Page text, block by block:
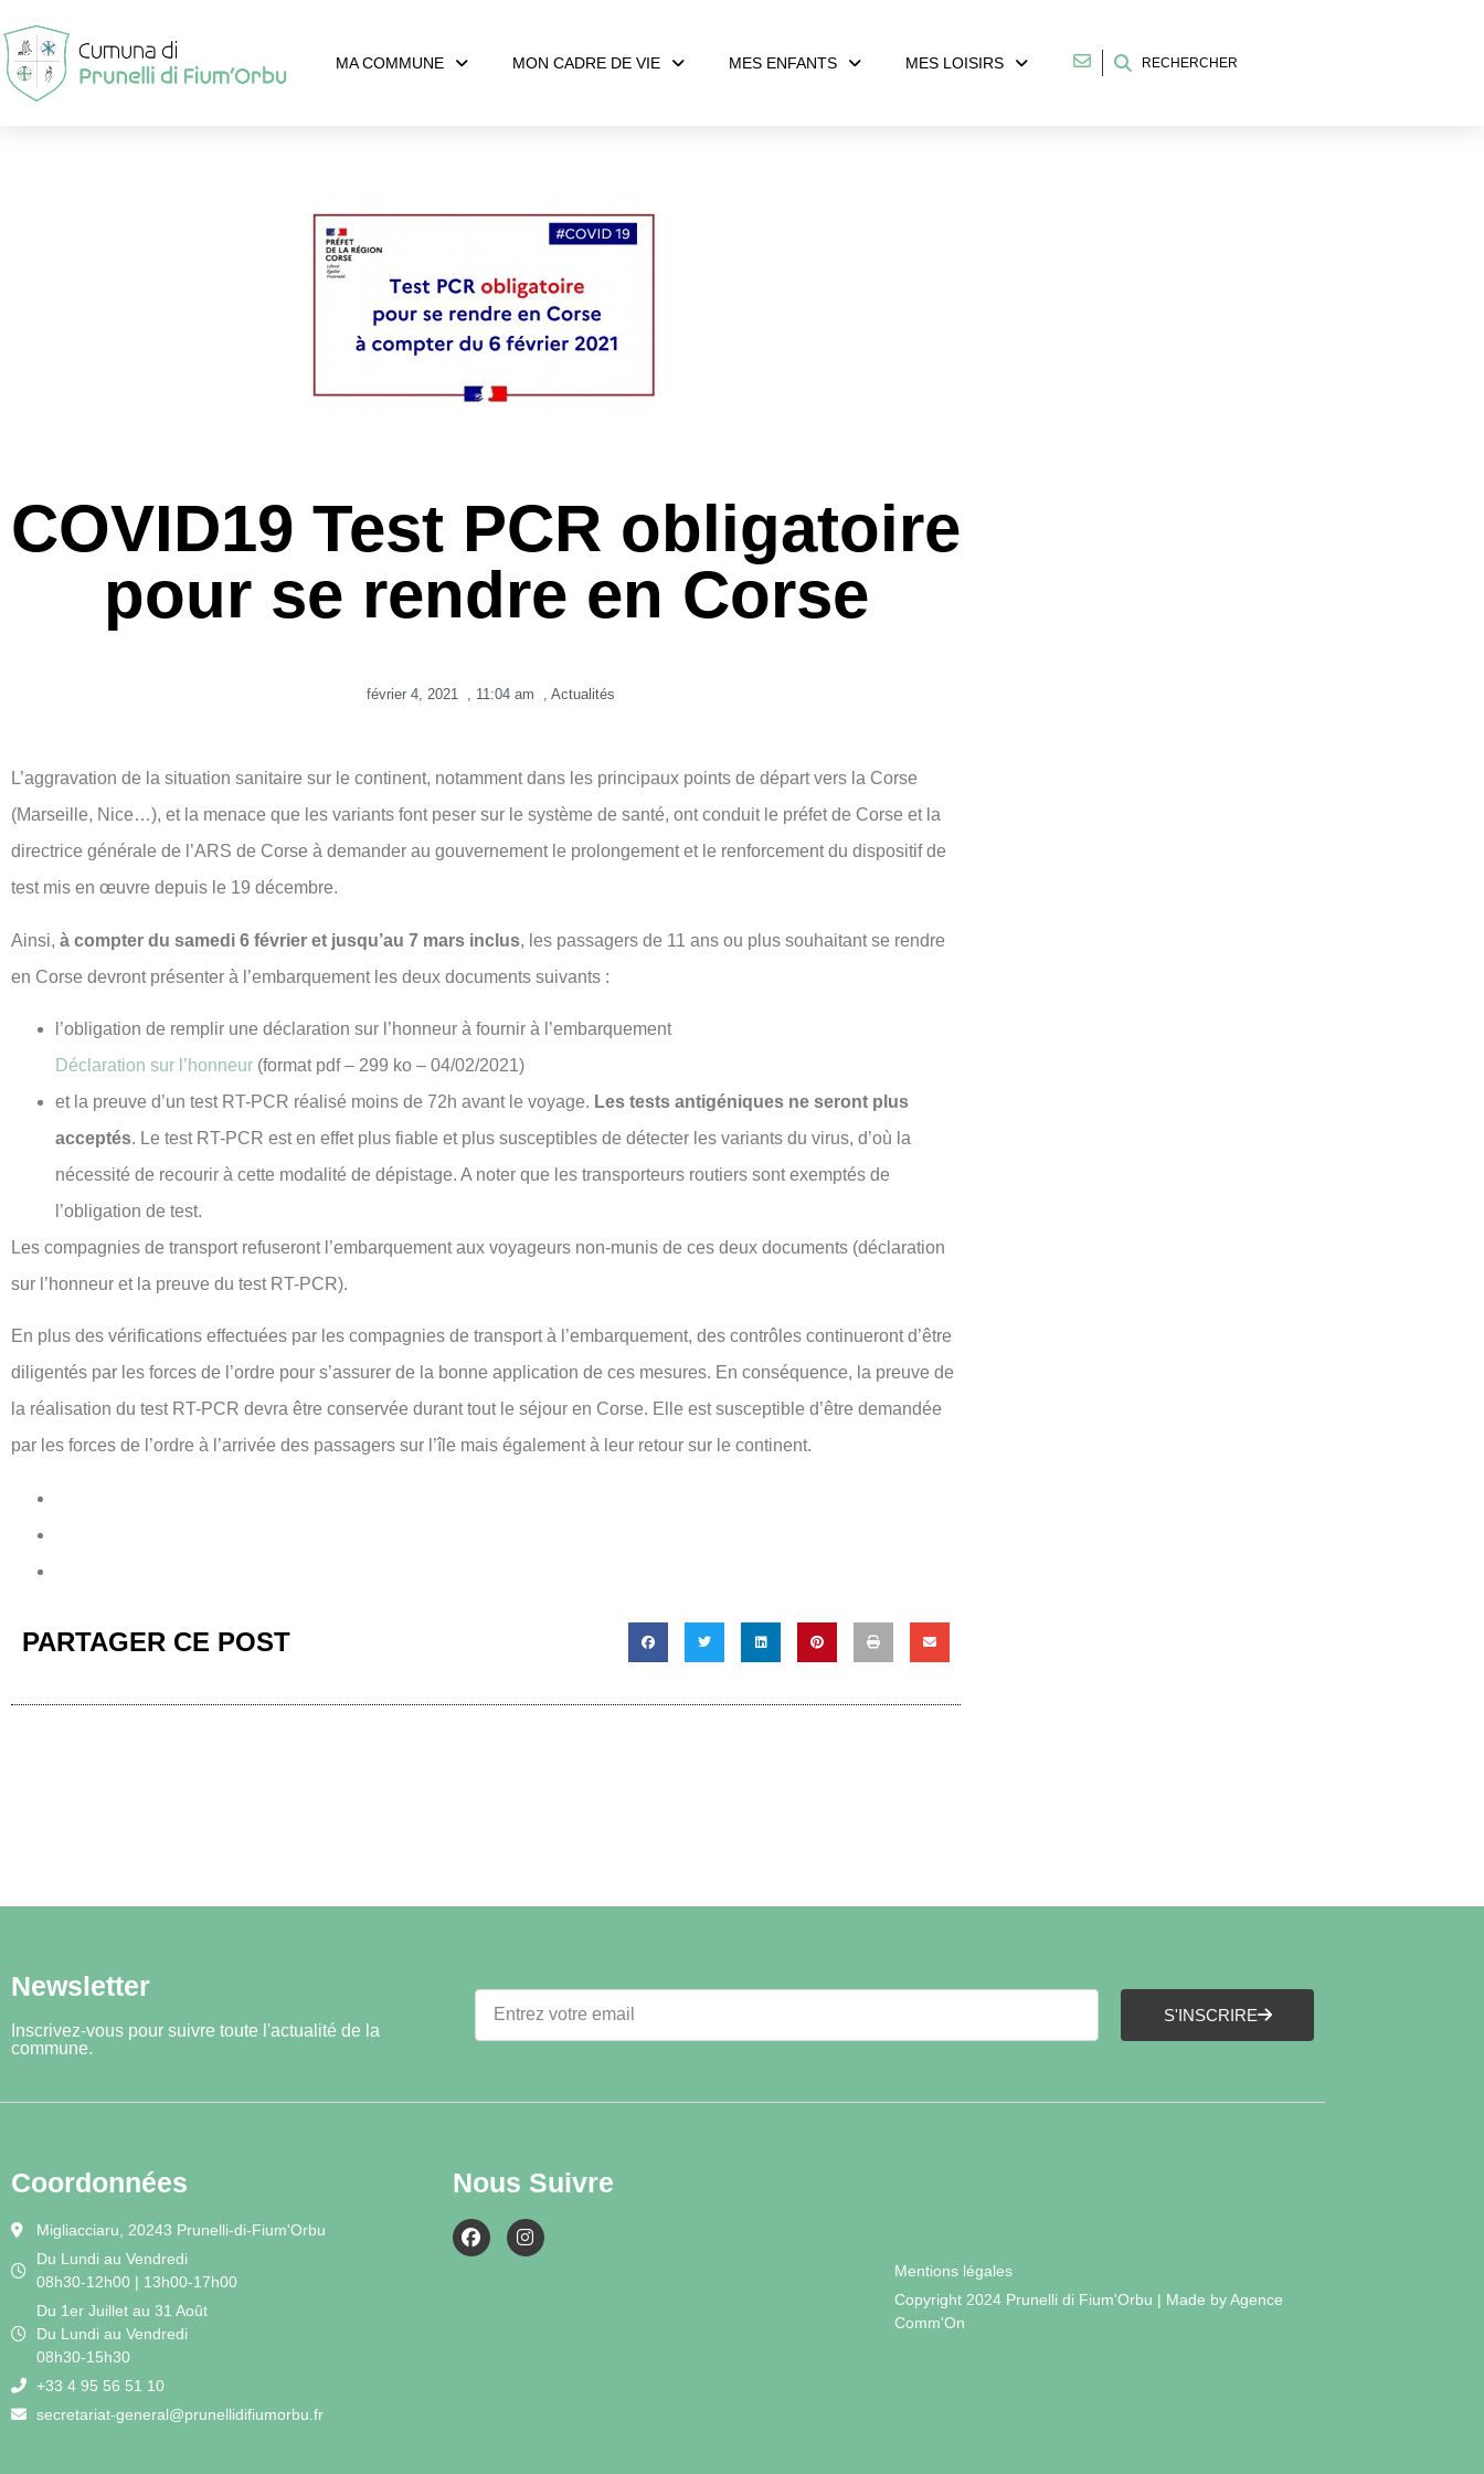
MA COMMUNE MON CADRE DE VIE MES ENFANTS MES LOISIRS RECHERCHER
COVID19 Test PCR obligatoire
pour se rendre en Corse
février 4, 2021 , 11:04 am , Actualités
L’aggravation de la situation sanitaire sur le continent, notamment dans les principaux points de départ vers la Corse
(Marseille, Nice…), et la menace que les variants font peser sur le système de santé, ont conduit le préfet de Corse et la
directrice générale de l’ARS de Corse à demander au gouvernement le prolongement et le renforcement du dispositif de
test mis en œuvre depuis le 19 décembre.
Ainsi, à compter du samedi 6 février et jusqu’au 7 mars inclus, les passagers de 11 ans ou plus souhaitant se rendre
en Corse devront présenter à l’embarquement les deux documents suivants :
l’obligation de remplir une déclaration sur l’honneur à fournir à l’embarquement
Déclaration sur l’honneur (format pdf – 299 ko – 04/02/2021)
et la preuve d’un test RT-PCR réalisé moins de 72h avant le voyage. Les tests antigéniques ne seront plus
acceptés. Le test RT-PCR est en effet plus fiable et plus susceptibles de détecter les variants du virus, d’où la
nécessité de recourir à cette modalité de dépistage. A noter que les transporteurs routiers sont exemptés de
l’obligation de test.
Les compagnies de transport refuseront l’embarquement aux voyageurs non-munis de ces deux documents (déclaration
sur l’honneur et la preuve du test RT-PCR).
En plus des vérifications effectuées par les compagnies de transport à l’embarquement, des contrôles continueront d’être
diligentés par les forces de l’ordre pour s’assurer de la bonne application de ces mesures. En conséquence, la preuve de
la réalisation du test RT-PCR devra être conservée durant tout le séjour en Corse. Elle est susceptible d’être demandée
par les forces de l’ordre à l’arrivée des passagers sur l’île mais également à leur retour sur le continent.
PARTAGER CE POST
Newsletter
Inscrivez-vous pour suivre toute l'actualité de la
commune.
S'INSCRIRE
Coordonnées
Migliacciaru, 20243 Prunelli-di-Fium'Orbu
Du Lundi au Vendredi
08h30-12h00 | 13h00-17h00
Du 1er Juillet au 31 Août
Du Lundi au Vendredi
08h30-15h30
+33 4 95 56 51 10
secretariat-general@prunellidifiumorbu.fr
Nous Suivre
Mentions légales
Copyright 2024 Prunelli di Fium'Orbu | Made by Agence
Comm'On